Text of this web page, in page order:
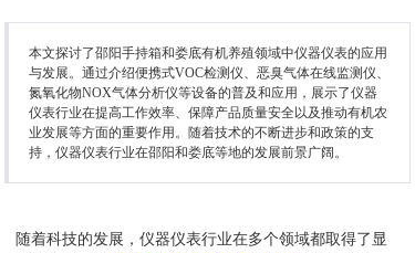
本文探讨了邵阳手持箱和娄底有机养殖领域中仪器仪表的应用
与发展。通过介绍便携式VOC检测仪、恶臭气体在线监测仪、
氮氧化物NOX气体分析仪等设备的普及和应用，展示了仪器
仪表行业在提高工作效率、保障产品质量安全以及推动有机农
业发展等方面的重要作用。随着技术的不断进步和政策的支
持，仪器仪表行业在邵阳和娄底等地的发展前景广阔。
随着科技的发展，仪器仪表行业在多个领域都取得了显